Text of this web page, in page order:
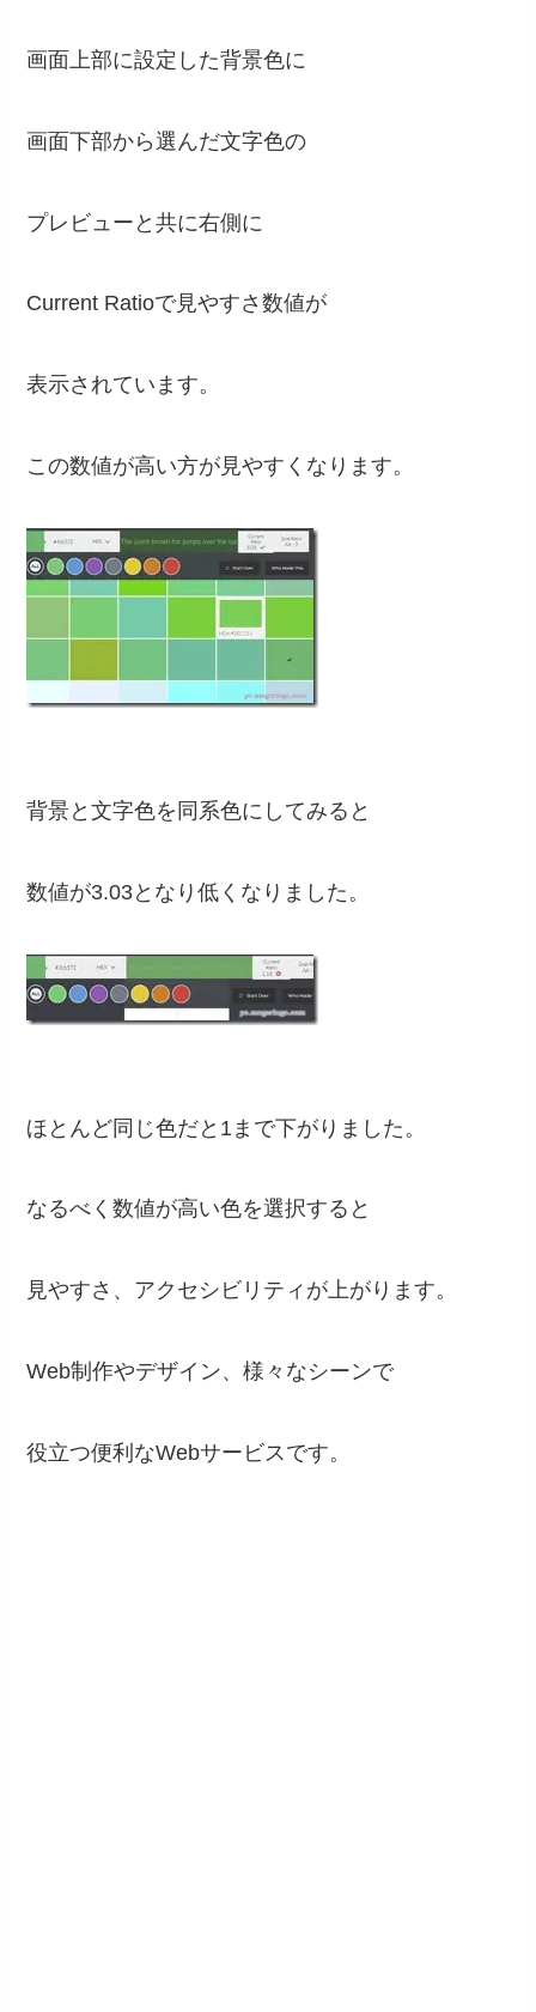
画面上部に設定した背景色に
画面下部から選んだ文字色の
プレビューと共に右側に
Current Ratioで見やすさ数値が
表示されています。
この数値が高い方が見やすくなります。
背景と文字色を同系色にしてみると
数値が3.03となり低くなりました。
ほとんど同じ色だと1まで下がりました。
なるべく数値が高い色を選択すると
見やすさ、アクセシビリティが上がります。
Web制作やデザイン、様々なシーンで
役立つ便利なWebサービスです。